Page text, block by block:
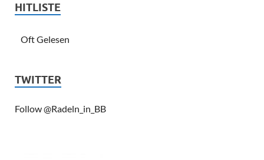
HITLISTE
Oft Gelesen
TWITTER
Follow @Radeln_in_BB